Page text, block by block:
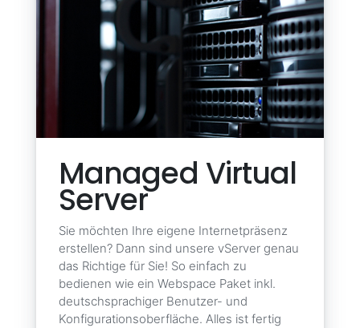
Managed Virtual
Server
Sie möchten Ihre eigene Internetpräsenz
erstellen? Dann sind unsere vServer genau
das Richtige für Sie! So einfach zu
bedienen wie ein Webspace Paket inkl.
deutschsprachiger Benutzer- und
Konfigurationsoberfläche. Alles ist fertig